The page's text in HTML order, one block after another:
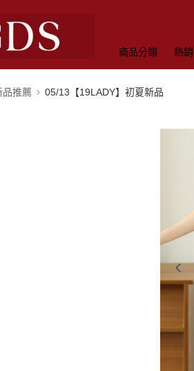
商品分類 熱
品推薦 05/13【19LADY】初夏新品